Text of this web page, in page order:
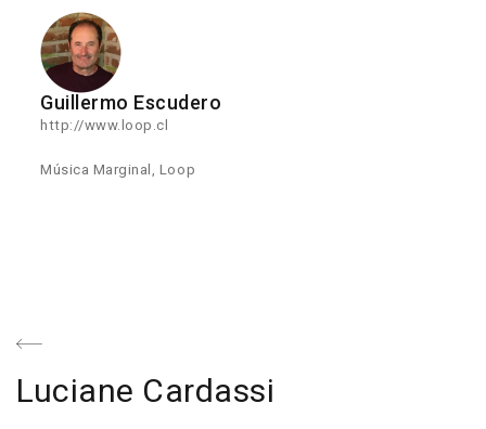
Guillermo Escudero
http://www.loop.cl
Música Marginal, Loop
Navegación
de
entradas
Previous
Luciane Cardassi